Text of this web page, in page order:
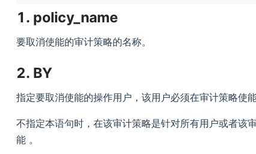
1. policy_name
要取消使能的审计策略的名称。
2. BY
指定要取消使能的操作用户，该用户必须在审计策略使
不指定本语句时，在该审计策略是针对所有用户或者该
能 。